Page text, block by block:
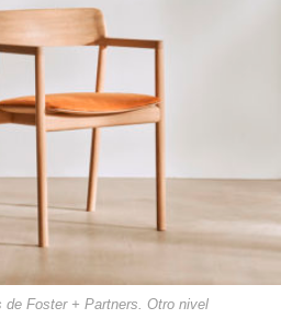
Foster + Partners. Otro nivel